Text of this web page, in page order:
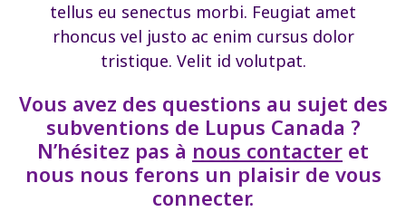
tellus eu senectus morbi. Feugiat amet
rhoncus vel justo ac enim cursus dolor
tristique. Velit id volutpat.
Vous avez des questions au sujet des
subventions de Lupus Canada ?
N’hésitez pas à nous contacter et
nous nous ferons un plaisir de vous
connecter.